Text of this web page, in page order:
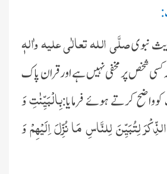
:
نبویصلَّی اللہ تعالٰی علیہ واٰلہٖ
کسی شخص پر مخفی نہیں ہے اور قران پاک
کرتے ہوئے فرمایا:بِالْبَیِّنٰتِ وَ
الذِّكْرَ لِتُبَیِّنَ لِلنَّاسِ مَا نُزِّلَ اِلَیْهِمْ وَ